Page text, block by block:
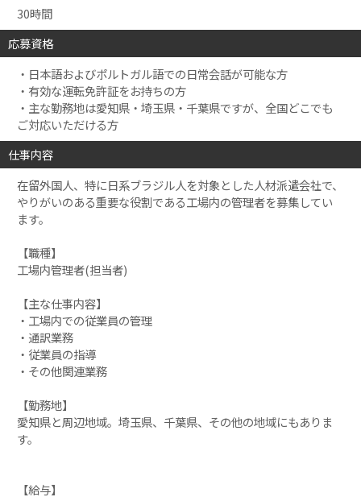
30時間
応募資格
・日本語およびポルトガル語での日常会話が可能な方
・有効な運転免許証をお持ちの方
・主な勤務地は愛知県・埼玉県・千葉県ですが、全国どこでも
ご対応いただける方
仕事内容
在留外国人、特に日系ブラジル人を対象とした人材派遣会社で、
やりがいのある重要な役割である工場内の管理者を募集してい
ます。
【職種】
工場内管理者(担当者)
【主な仕事内容】
・工場内での従業員の管理
・通訳業務
・従業員の指導
・その他関連業務
【勤務地】
愛知県と周辺地域。埼玉県、千葉県、その他の地域にもありま
す。
【給与】